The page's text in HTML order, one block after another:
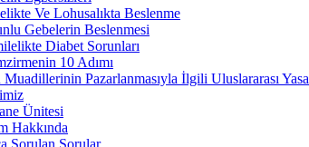
Ve Lohusalıkta Beslenme
Gebelerin Beslenmesi
Diabet Sorunları
10 Adımı
Pazarlanmasıyla İlgili Uluslararası Yasa
Ünitesi
Hakkında
Sorulan Sorular